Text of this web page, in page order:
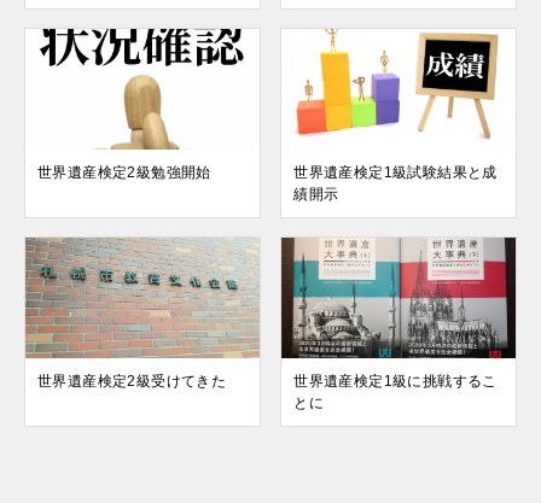
世界遺産検定2級勉強開始
世界遺産検定1級試験結果と成
績開示
世界遺産検定2級受けてきた
世界遺産検定1級に挑戦するこ
とに